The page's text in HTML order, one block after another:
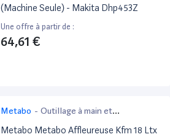
(Machine Seule) - Makita Dhp453Z
Une offre à partir de :
64,61 €
Metabo - Outillage à main et
électroportatif
Metabo Metabo Affleureuse Kfm 18 Ltx